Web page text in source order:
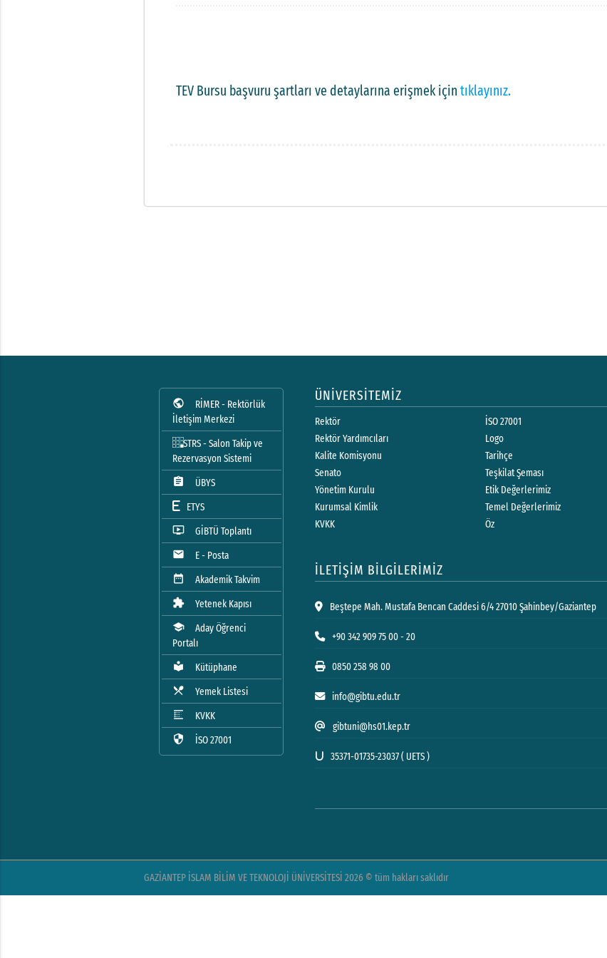
TEV Bursu başvuru şartları ve detaylarına erişmek için tıklayınız.
public
RİMER - Rektörlük
İletişim Merkezi
STRS - Salon Takip ve
Rezervasyon Sistemi
assignment
ÜBYS
ETYS
ondemand_video
GİBTÜ Toplantı
mail
E - Posta
date_range
Akademik Takvim
extension
Yetenek Kapısı
school
Aday Öğrenci
Portalı
local_library
Kütüphane
local_dining
Yemek Listesi
blur_linear
KVKK
security
İSO 27001
ÜNİVERSİTEMİZ
Rektör
Rektör Yardımcıları
Kalite Komisyonu
Senato
Yönetim Kurulu
Kurumsal Kimlik
KVKK
İSO 27001
Logo
Tarihçe
Teşkilat Şeması
Etik Değerlerimiz
Temel Değerlerimiz
Öz
İLETİŞİM BİLGİLERİMİZ
Beştepe Mah. Mustafa Bencan Caddesi 6/4 27010 Şahinbey/Gaziantep
+90 342 909 75 00 - 20
0850 258 98 00
info@gibtu.edu.tr
gibtuni@hs01.kep.tr
35371-01735-23037 ( UETS )
GAZİANTEP İSLAM BİLİM VE TEKNOLOJİ ÜNİVERSİTESİ 2026 © tüm hakları saklıdır